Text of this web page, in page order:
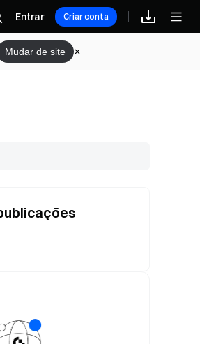
Recompensas
Entrar Criar conta
Mudar de site